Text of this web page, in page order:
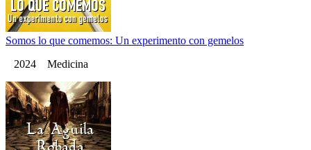
Somos lo que comemos: Un experimento con gemelos
2024 Medicina